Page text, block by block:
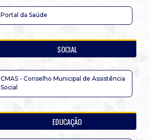
Portal da Saúde
SOCIAL
CMAS - Conselho Municipal de Assistência
Social
EDUCAÇÃO